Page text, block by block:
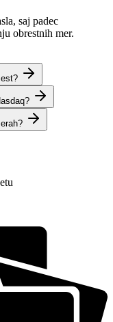
saj padec
obrestnih mer.